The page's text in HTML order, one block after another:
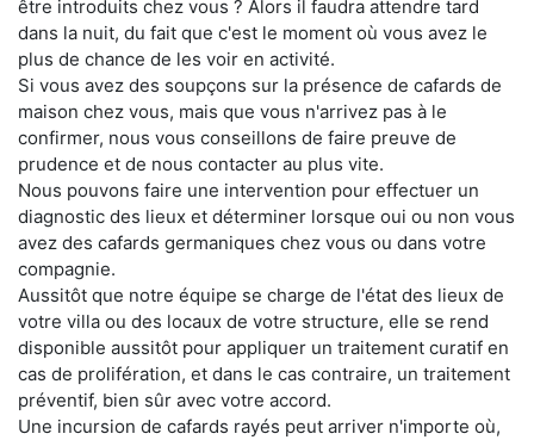
être introduits chez vous ? Alors il faudra attendre tard
dans la nuit, du fait que c'est le moment où vous avez le
plus de chance de les voir en activité.
Si vous avez des soupçons sur la présence de cafards de
maison chez vous, mais que vous n'arrivez pas à le
confirmer, nous vous conseillons de faire preuve de
prudence et de nous contacter au plus vite.
Nous pouvons faire une intervention pour effectuer un
diagnostic des lieux et déterminer lorsque oui ou non vous
avez des cafards germaniques chez vous ou dans votre
compagnie.
Aussitôt que notre équipe se charge de l'état des lieux de
votre villa ou des locaux de votre structure, elle se rend
disponible aussitôt pour appliquer un traitement curatif en
cas de prolifération, et dans le cas contraire, un traitement
préventif, bien sûr avec votre accord.
Une incursion de cafards rayés peut arriver n'importe où,